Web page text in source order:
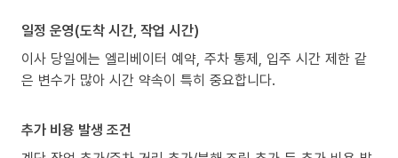
일정 운영(도착 시간, 작업 시간)
이사 당일에는 엘리베이터 예약, 주차 통제, 입주 시간 제한 같
은 변수가 많아 시간 약속이 특히 중요합니다.
추가 비용 발생 조건